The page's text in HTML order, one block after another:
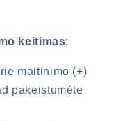
keitimas:
maitinimo (+)
pakeistumėte